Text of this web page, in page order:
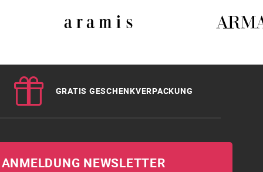
GRATIS GESCHENKVERPACKUNG
ANMELDUNG NEWSLETTER